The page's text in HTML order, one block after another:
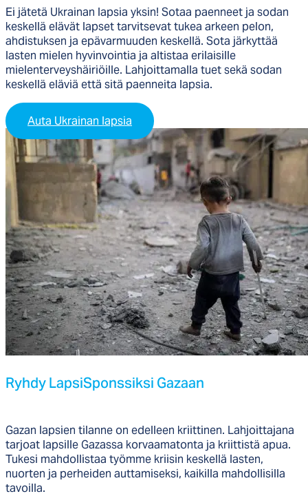
Ei jätetä Ukrainan lapsia yksin! Sotaa paenneet ja sodan
keskellä elävät lapset tarvitsevat tukea arkeen pelon,
ahdistuksen ja epävarmuuden keskellä. Sota järkyttää
lasten mielen hyvinvointia ja altistaa erilaisille
mielenterveyshäiriöille. Lah­joit­ta­mal­la tuet se­kä so­dan
kes­kel­lä elä­viä et­tä si­tä paen­nei­ta lap­sia.
Auta Ukrainan lapsia
Ryh­dy Lap­siS­pons­sik­si Ga­zaan
Gazan lapsien tilanne on edelleen kriittinen. Lahjoittajana
tarjoat lapsille Gazassa korvaamatonta ja kriittistä apua.
Tukesi mahdollistaa työmme kriisin keskellä lasten,
nuorten ja perheiden auttamiseksi, kaikilla mahdollisilla
tavoilla.